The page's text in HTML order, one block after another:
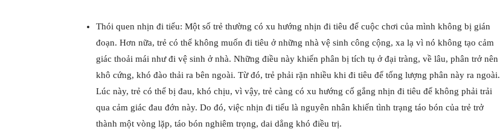
Thói quen nhịn đi tiểu: Một số trẻ thường có xu hướng nhịn đi tiêu để cuộc chơi của mình không bị gián
đoạn. Hơn nữa, trẻ có thể không muốn đi tiêu ở những nhà vệ sinh công cộng, xa lạ vì nó không tạo cảm
giác thoải mái như đi vệ sinh ở nhà. Những điều này khiến phân bị tích tụ ở đại tràng, về lâu, phân trở nên
khô cứng, khó đào thải ra bên ngoài. Từ đó, trẻ phải rặn nhiều khi đi tiêu để tống lượng phân này ra ngoài.
Lúc này, trẻ có thể bị đau, khó chịu, vì vậy, trẻ càng có xu hướng cố gắng nhịn đi tiêu để không phải trải
qua cảm giác đau đớn này. Do đó, việc nhịn đi tiểu là nguyên nhân khiến tình trạng táo bón của trẻ trở
thành một vòng lặp, táo bón nghiêm trọng, dai dẳng khó điều trị.